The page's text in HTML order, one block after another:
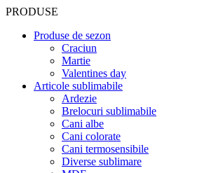
PRODUSE
Produse de sezon
Craciun
Martie
Valentines day
Articole sublimabile
Ardezie
Brelocuri sublimabile
Cani albe
Cani colorate
Cani termosensibile
Diverse sublimare